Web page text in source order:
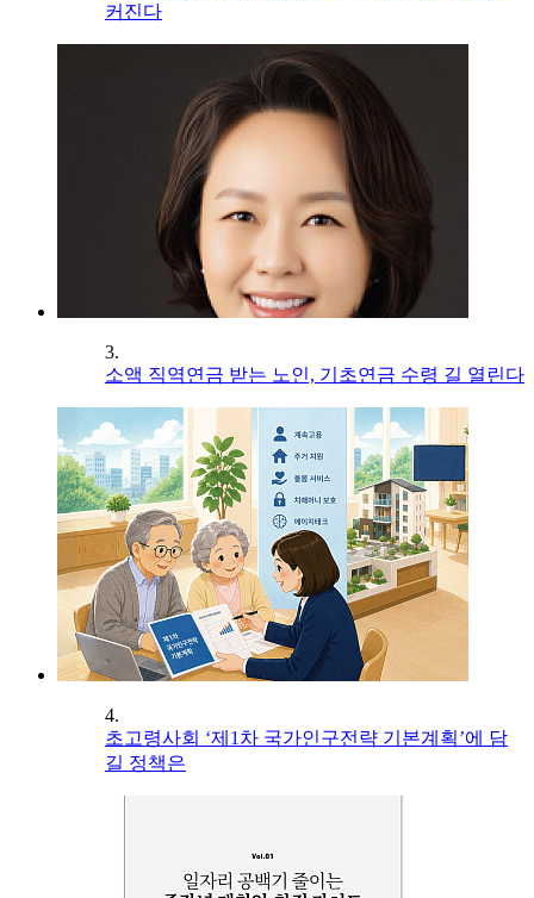
커진다
3.
소액 직역연금 받는 노인, 기초연금 수령 길 열린다
4.
초고령사회 ‘제1차 국가인구전략 기본계획’에 담
길 정책은